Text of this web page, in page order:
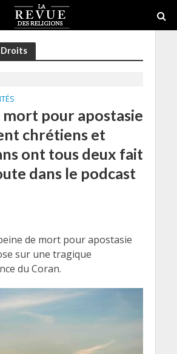
mort pour apostasie
chrétiens et
ont tous deux fait
dans le podcast
de mort pour apostasie
sur une tragique
du Coran.